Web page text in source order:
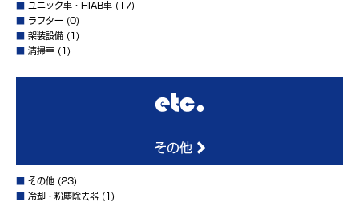
ユニック車・HIAB車 (17)
ラフター (0)
架装設備 (1)
清掃車 (1)
その他
その他 (23)
冷却・粉塵除去器 (1)